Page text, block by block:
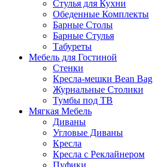
Стулья для Кухни
Обеденные Комплекты
Барные Столы
Барные Стулья
Табуреты
Мебель для Гостиной
Стенки
Кресла-мешки Bean Bag
Журнальные Столики
Тумбы под ТВ
Мягкая Мебель
Диваны
Угловые Диваны
Кресла
Кресла с Реклайнером
Пуфики